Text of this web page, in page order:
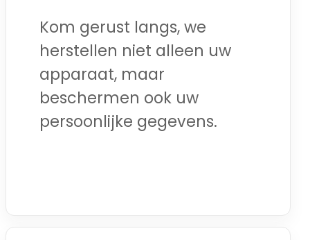
Kom gerust langs, we
herstellen niet alleen uw
apparaat, maar
beschermen ook uw
persoonlijke gegevens.